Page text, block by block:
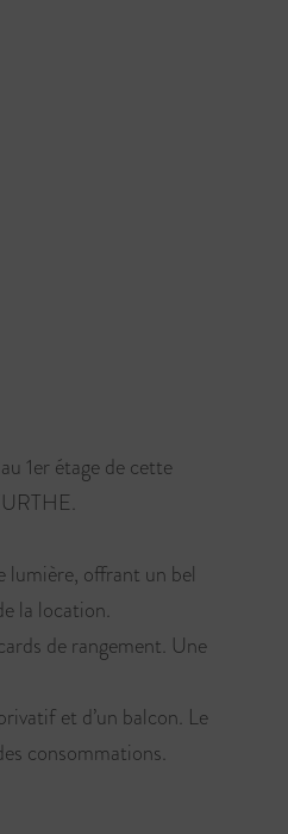
1er étage de cette
lumière, offrant un bel
la location.
de rangement. Une
et d’un balcon. Le
consommations.